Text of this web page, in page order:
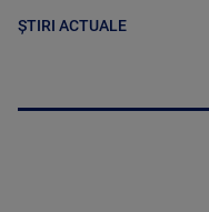
ȘTIRI ACTUALE